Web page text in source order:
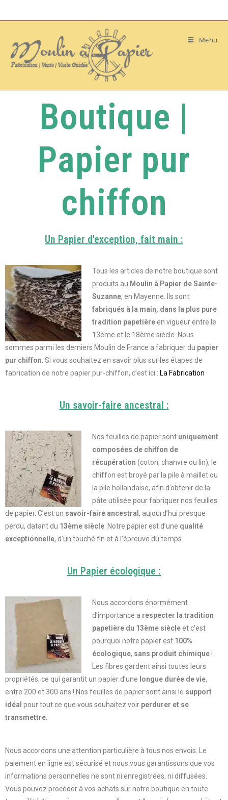
Menu
Boutique |
Papier pur
chiffon
Un Papier d'exception, fait main :
Tous les articles de notre boutique sont
produits au Moulin à Papier de Sainte-
Suzanne, en Mayenne. Ils sont
fabriqués à la main, dans la plus pure
tradition papetièreen vigueur entre le
13ème et le 18ème siècle. Nous
sommes parmi les derniers Moulin de France a fabriquer du papier
pur chiffon Si vous souhaitez en savoir plus sur les étapes de
fabrication de notre papier pur-chiffon, c’est ici : La Fabrication
Un savoir-faire ancestral :
Nos feuilles de papier sont uniquement
composées de chiffon de
récupération (coton, chanvre ou lin), le
chiffon est broyé par la pile à maillet ou
la pile hollandaise, afin d’obtenir de la
pâte utilisée pour fabriquer nos feuilles
de papier. C’est un savoir-faire ancestral , aujourd’hui presque
perdu, datant du 13ème siècle . Notre papier est d’une qualité
exceptionnelle, d’un touché fin et à l’épreuve du temps.
Un Papier écologique :
Nous accordons énormément
d’importance a respecter la tradition
papetière du 13ème siècleet c’est
pourquoi notre papier est 100%
écologique, sans produit chimique!
Les fibres gardent ainsi toutes leurs
propriétés, ce qui garantit un papier d’une longue durée de vie,
entre 200 et 300 ans ! Nos feuilles de papier sont ainsi le support
idéal pour tout ce que vous souhaitez voir perdurer et se
transmettre
Nous accordons une attention particulière à tous nos envois. Le
paiement en ligne est sécurisé et nous vous garantissons que vos
informations personnelles ne sont ni enregistrées, ni diffusées.
Vous pouvez procéder à vos achats sur notre boutique en toute